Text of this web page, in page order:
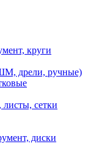
круги
дрели, ручные)
листы, сетки
диски